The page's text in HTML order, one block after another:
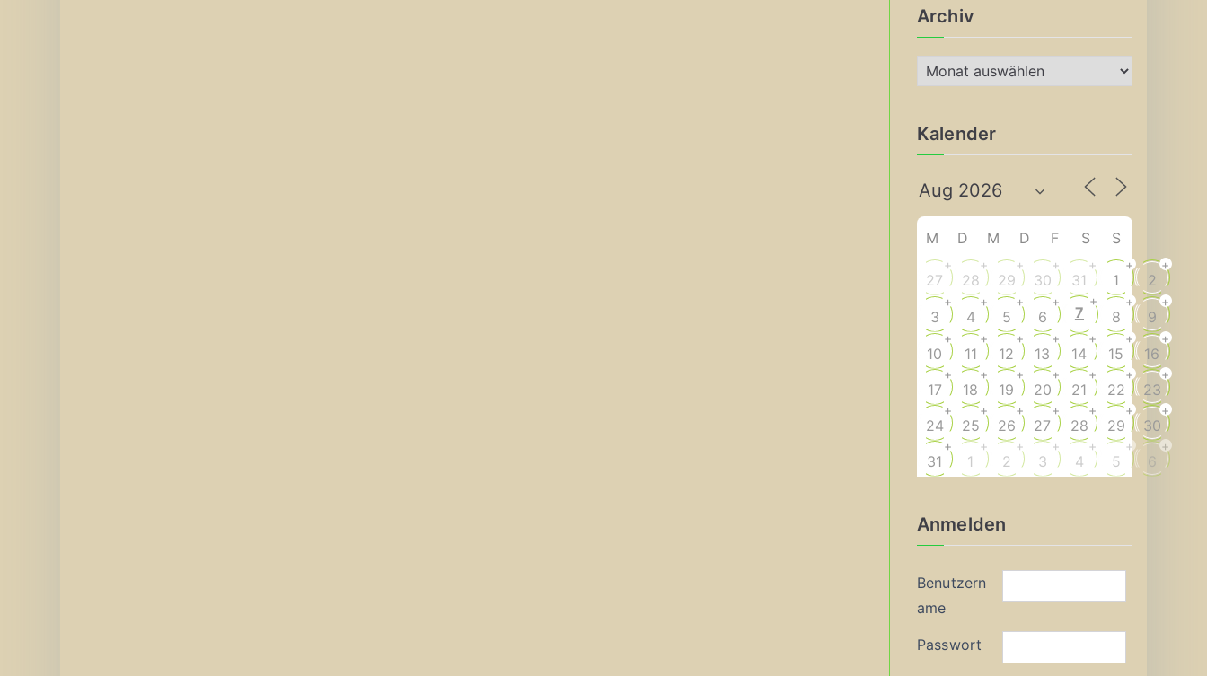
Archiv
r
h
v
Kalender
M D M D F S S
27
+
28
+
29
+
30
+
31
+
1
+
2
+
3
+
4
+
5
+
6
+
7
+
8
+
9
+
10
+
11
+
12
+
13
+
14
+
15
+
16
+
17
+
18
+
19
+
20
+
21
+
22
+
23
+
24
+
25
+
26
+
27
+
28
+
29
+
30
+
31
+
1
+
2
+
3
+
4
+
5
+
6
+
Anmelden
Benutzern
ame
Passwort